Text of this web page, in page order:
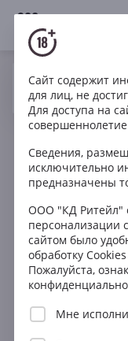
18+
Ваш город
Вино
J
Сайт содержит
для лиц, не
Для доступа на
Сведения,
исключительно
предназначены
ООО "КД Ритейл"
персонализации
сайтом было
обработку
Пожалуйста,
Мне